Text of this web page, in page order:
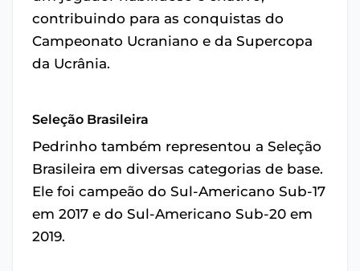
contribuindo para as conquistas do
Campeonato Ucraniano e da Supercopa
da Ucrânia.
Seleção Brasileira
Pedrinho também representou a Seleção
Brasileira em diversas categorias de base.
Ele foi campeão do Sul-Americano Sub-17
em 2017 e do Sul-Americano Sub-20 em
2019.